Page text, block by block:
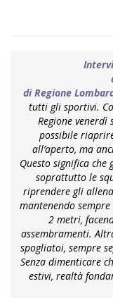
di Regione
tutti gli sportivi.
Regione
possibile
all’aperto, ma
Questo significa che
soprattutto le
riprendere gli
mantenendo
2 metri,
assembramenti.
spogliatoi, sempre
Senza dimenticare
estivi, realtà